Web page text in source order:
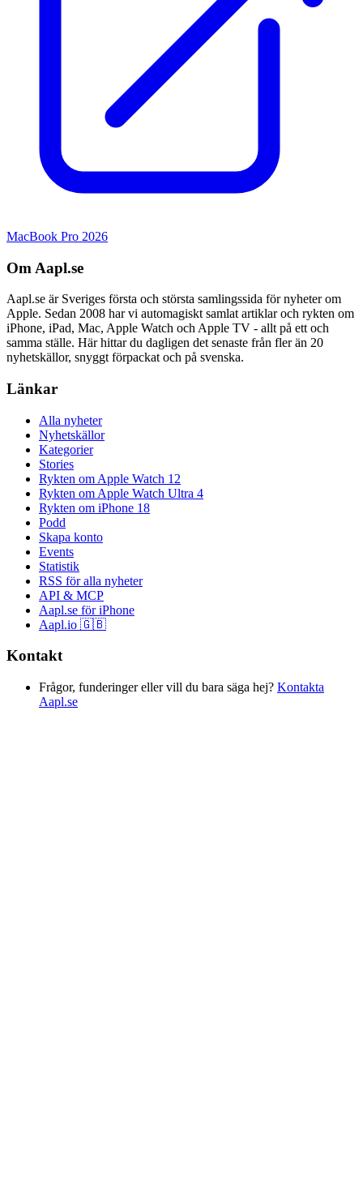
MacBook Pro 2026
Om Aapl.se
Aapl.se är Sveriges första och största samlingssida för nyheter om
Apple. Sedan 2008 har vi automagiskt samlat artiklar och rykten om
iPhone, iPad, Mac, Apple Watch och Apple TV - allt på ett och
samma ställe. Här hittar du dagligen det senaste från fler än 20
nyhetskällor, snyggt förpackat och på svenska.
Länkar
Alla nyheter
Nyhetskällor
Kategorier
Stories
Rykten om Apple Watch 12
Rykten om Apple Watch Ultra 4
Rykten om iPhone 18
Podd
Skapa konto
Events
Statistik
RSS för alla nyheter
API & MCP
Aapl.se för iPhone
Aapl.io 🇬🇧
Kontakt
Frågor, funderinger eller vill du bara säga hej? Kontakta
Aapl.se